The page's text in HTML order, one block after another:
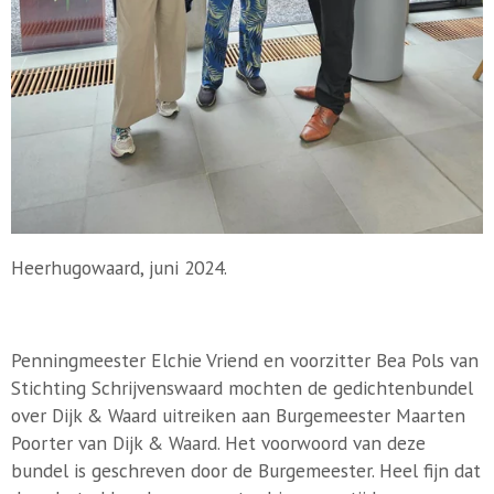
Heerhugowaard, juni 2024.
Penningmeester Elchie Vriend en voorzitter Bea Pols van
Stichting Schrijvenswaard mochten de gedichtenbundel
over Dijk & Waard uitreiken aan Burgemeester Maarten
Poorter van Dijk & Waard. Het voorwoord van deze
bundel is geschreven door de Burgemeester. Heel fijn dat